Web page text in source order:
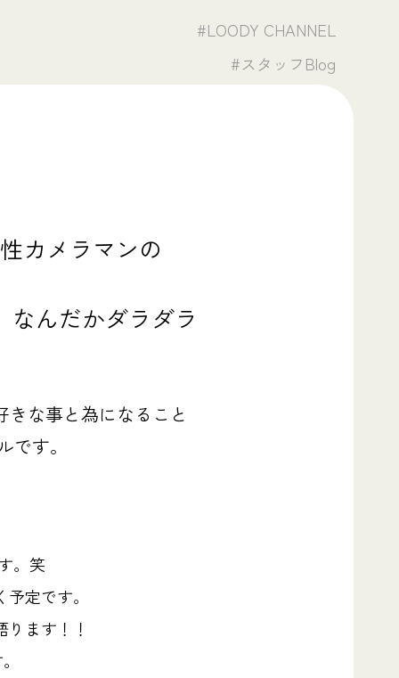
#LOODY CHANNEL
#スタッフBlog
カメラマンの
なんだかダラダラ
な事と為になること
です。
。笑
定です。
ます！！